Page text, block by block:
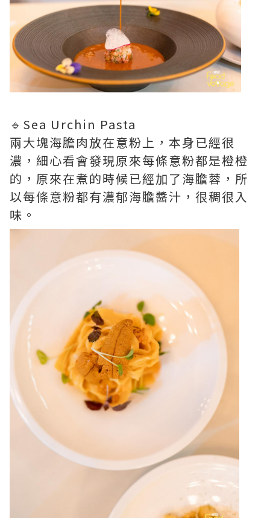
🔹Sea Urchin Pasta
兩大塊海膽肉放在意粉上，本身已經很
濃，細心看會發現原來每條意粉都是橙橙
的，原來在煮的時候已經加了海膽蓉，所
以每條意粉都有濃郁海膽醬汁，很稠很入
味。